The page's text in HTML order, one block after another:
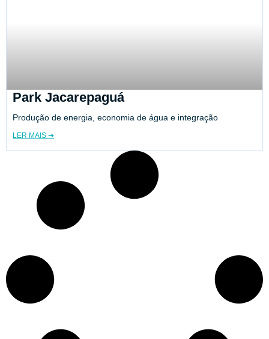
Park Jacarepaguá
Produção de energia, economia de água e integração
LER MAIS ➔